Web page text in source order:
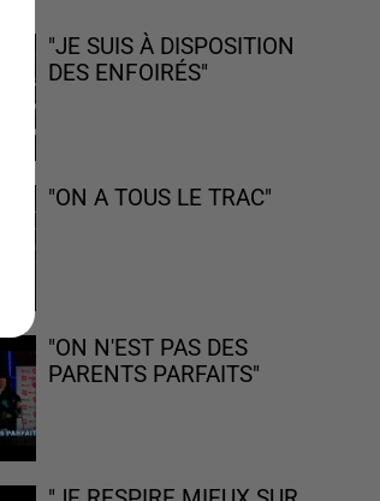
"JE SUIS À DISPOSITION
DES ENFOIRÉS"
"ON A TOUS LE TRAC"
"ON N'EST PAS DES
PARENTS PARFAITS"